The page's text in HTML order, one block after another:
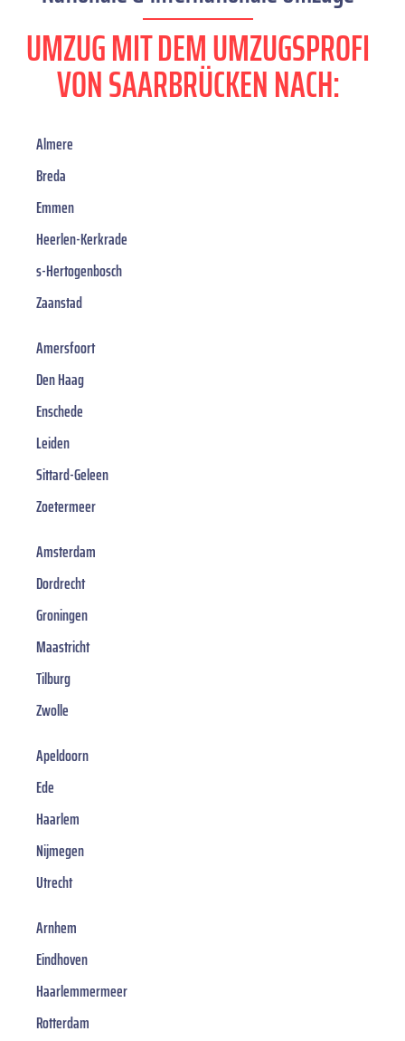
UMZUG MIT DEM UMZUGSPROFI
VON SAARBRÜCKEN NACH:
Almere
Breda
Emmen
Heerlen-Kerkrade
s-Hertogenbosch
Zaanstad
Amersfoort
Den Haag
Enschede
Leiden
Sittard-Geleen
Zoetermeer
Amsterdam
Dordrecht
Groningen
Maastricht
Tilburg
Zwolle
Apeldoorn
Ede
Haarlem
Nijmegen
Utrecht
Arnhem
Eindhoven
Haarlemmermeer
Rotterdam